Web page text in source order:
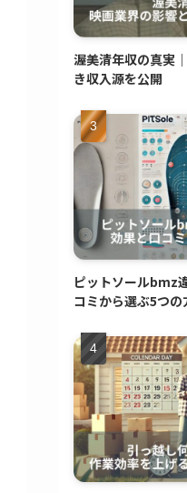
渥美清年収の真実
き収入源を公開
ピットソールbmz
コミから選ぶ5つの